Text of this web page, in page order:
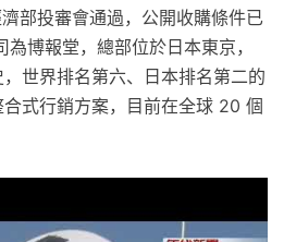
部投審會通過，公開收購條件已
博報堂，總部位於日本東京，
世界排名第六、日本排名第二的
式行銷方案，目前在全球 20 個